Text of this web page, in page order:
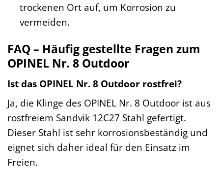
trockenen Ort auf, um Korrosion zu
vermeiden.
FAQ – Häufig gestellte Fragen zum
OPINEL Nr. 8 Outdoor
Ist das OPINEL Nr. 8 Outdoor rostfrei?
Ja, die Klinge des OPINEL Nr. 8 Outdoor ist aus
rostfreiem Sandvik 12C27 Stahl gefertigt.
Dieser Stahl ist sehr korrosionsbeständig und
eignet sich daher ideal für den Einsatz im
Freien.